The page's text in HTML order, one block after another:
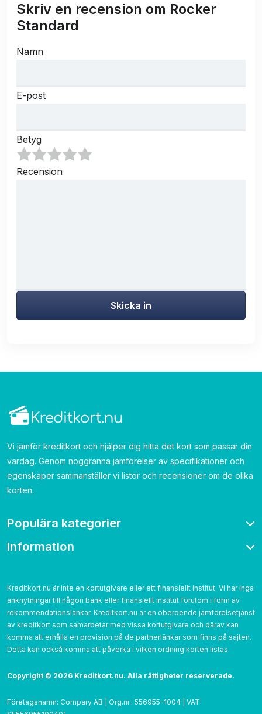
Skriv en recension om Rocker
Standard
Namn
E-post
Betyg
Recension
Skicka in
Vi jämför kreditkort och hjälper dig hitta det kort som passar din
vardag. Genom noggranna jämförelser av specifikationer och
egenskaper sammanställer vi listor och recensioner om de olika
korten.
Populära kategorier
Bonuskort
Cashback
Utan årsavgift
Utan UC
Information
Kontakta
Betygsättning
Cookies
Integritetspolicy
Användarvillkor
Kreditkort.nu är inte en kortutgivare eller ett finansiellt institut. Vi har inga
anknytningar till någon bank eller finansiellt institut förutom i form av
rekommendationslänkar. Kreditkort.nu är en oberoende jämförelsetjänst
av kreditkort som samarbetar med vissa kortutgivare och därav kan
komma att erhålla en provision på de partnerlänkar som finns på sajten.
Detta kan också komma att påverka i vilken ordning korten listas.‌
Copyright © 2026 Kreditkort.nu. Alla rättigheter reserverade.
Företagsnamn: Compary AB | Org.nr.: 556955-1004 | VAT: